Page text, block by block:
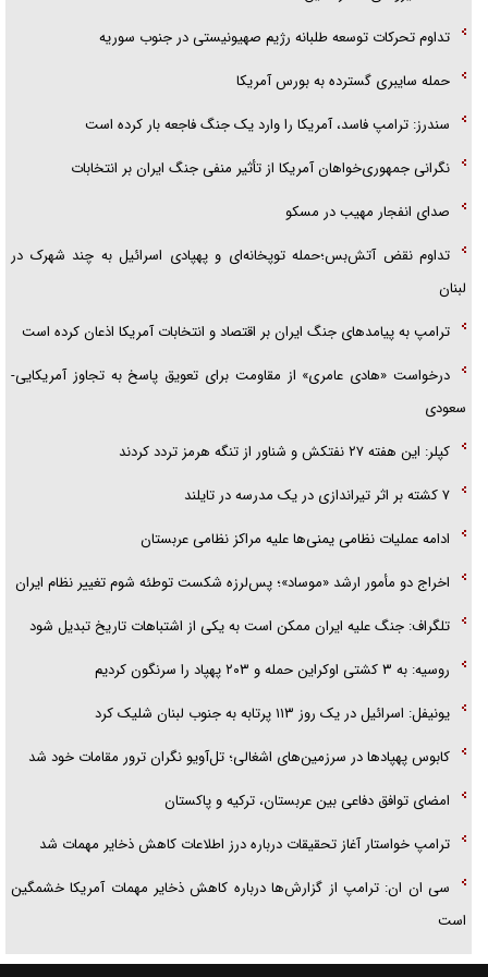
جزئیات شکنجه‌هایم فراتر از آن است که در بیان بگنجد!
گزارش «جوان» از قوانین سخت‌گیرانه ۶ قاره در برابر یورش به پاسگاه‌های
پلیس
تداوم تحرکات توسعه طلبانه رژیم صهیونیستی در جنوب سوریه
حمله سایبری گسترده به بورس آمریکا
سندرز: ترامپ فاسد، آمریکا را وارد یک جنگ فاجعه بار کرده است
نگرانی جمهوری‌خواهان آمریکا از تأثیر منفی جنگ ایران بر انتخابات
صدای انفجار مهیب در مسکو
تداوم نقض آتش‌بس؛حمله توپخانه‌ای و پهپادی اسرائیل به چند شهرک در
لبنان
ترامپ به پیامدهای جنگ ایران بر اقتصاد و انتخابات آمریکا اذعان کرده است
درخواست «هادی عامری» از مقاومت برای تعویق پاسخ به تجاوز آمریکایی-
سعودی
کپلر: این هفته ۲۷ نفتکش و شناور از تنگه هرمز تردد کردند
۷ کشته بر اثر تیراندازی در یک مدرسه در تایلند
ادامه عملیات نظامی یمنی‌ها علیه مراکز نظامی عربستان
اخراج دو مأمور ارشد «موساد»؛ پس‌لرزه شکست توطئه شوم تغییر نظام ایران
تلگراف: جنگ علیه ایران ممکن است به یکی از اشتباهات تاریخ تبدیل شود
روسیه: به ۳ کشتی اوکراین حمله و ۲۰۳ پهپاد را سرنگون کردیم
یونیفل: اسرائیل در یک روز ۱۱۳ پرتابه به جنوب لبنان شلیک کرد
کابوس پهپادها در سرزمین‌های اشغالی؛ تل‌آویو نگران ترور مقامات خود شد
امضای توافق دفاعی بین عربستان، ترکیه و پاکستان
ترامپ خواستار آغاز تحقیقات درباره درز اطلاعات کاهش ذخایر مهمات شد
سی ان ان: ترامپ از گزارش‌ها درباره کاهش ذخایر مهمات آمریکا خشمگین
است